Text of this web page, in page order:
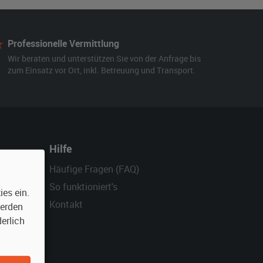
Professionelle Vermittlung
Wir beraten und unterstützen Sie von der Anfrage bis
zum Einsatz vor Ort, inkl. Betreuung und Transport.
Hilfe
Häufige Fragen (FAQ)
So funktioniert's
Kontakt
ein.